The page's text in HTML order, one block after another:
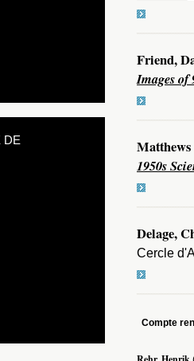
Friend,
Images of
1950s
Delage,
Cercle
Compte
DE